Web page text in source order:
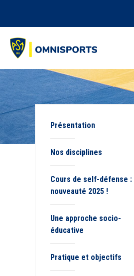
Présentation
Nos disciplines
Cours de self-défense :
nouveauté 2025 !
Une approche socio-
éducative
Pratique et objectifs